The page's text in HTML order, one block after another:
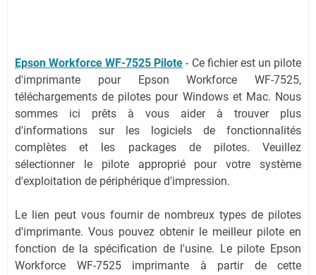
Epson Workforce WF-7525 Pilote - Ce fichier est un pilote
d'imprimante pour Epson Workforce WF-7525,
téléchargements de pilotes pour Windows et Mac. Nous
sommes ici prêts à vous aider à trouver plus
d'informations sur les logiciels de fonctionnalités
complètes et les packages de pilotes. Veuillez
sélectionner le pilote approprié pour votre système
d'exploitation de périphérique d'impression.
Le lien peut vous fournir de nombreux types de pilotes
d'imprimante. Vous pouvez obtenir le meilleur pilote en
fonction de la spécification de l'usine. Le pilote Epson
Workforce WF-7525 imprimante à partir de cette